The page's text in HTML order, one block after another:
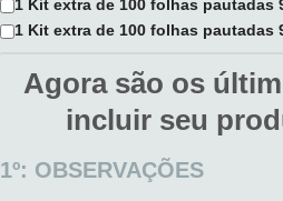
1 Kit extra de 100 folhas pautadas
1 Kit extra de 100 folhas pautadas
Agora são os
incluir seu
1º: OBSERVAÇÕES